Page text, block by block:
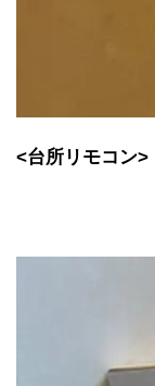
<台所リモコン>